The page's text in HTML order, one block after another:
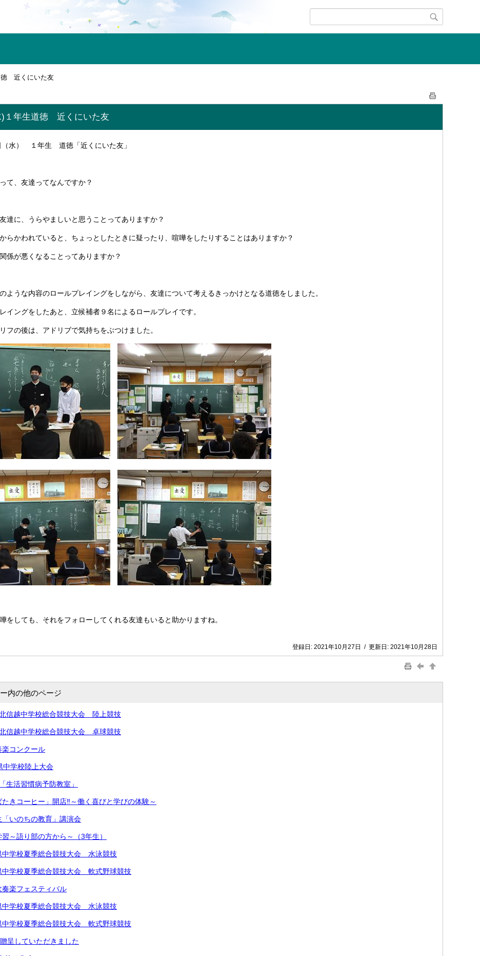
徳 近くにいた友
)１年生道徳 近くにいた友
（水） １年生 道徳「近くにいた友」
て、友達ってなんですか？
達に、うらやましいと思うことってありますか？
らかわれていると、ちょっとしたときに疑ったり、喧嘩をしたりすることはありますか？
係が悪くなることってありますか？
ような内容のロールプレイングをしながら、友達について考えるきっかけとなる道徳をしました。
イングをしたあと、立候補者９名によるロールプレイです。
フの後は、アドリブで気持ちをぶつけました。
をしても、それをフォローしてくれる友達もいると助かりますね。
登録日: 2021年10月27日 / 更新日: 2021年10月28日
内の他のページ
信越中学校総合競技大会 陸上競技
信越中学校総合競技大会 卓球競技
コンクール
中学校陸上大会
生活習慣病予防教室」
きコーヒー」開店‼︎～働く喜びと学びの体験～
いのちの教育」講演会
～語り部の方から～（3年生）
中学校夏季総合競技大会 水泳競技
中学校夏季総合競技大会 軟式野球競技
楽フェスティバル
中学校夏季総合競技大会 水泳競技
中学校夏季総合競技大会 軟式野球競技
呈していただきました